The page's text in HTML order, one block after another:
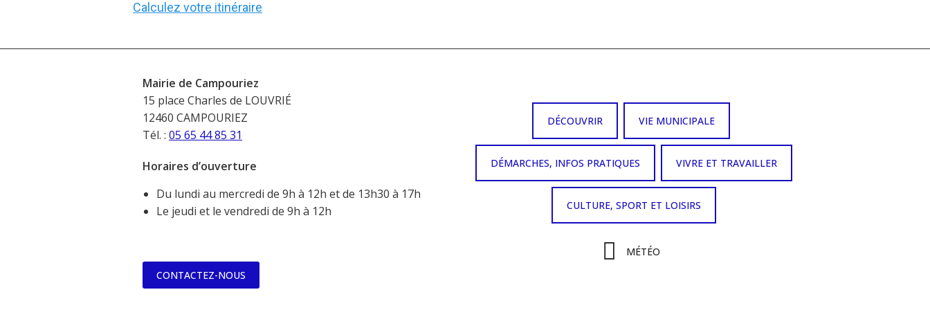
Calculez votre itinéraire
Mairie de Campouriez
15 place Charles de LOUVRIÉ
12460 CAMPOURIEZ
Tél. : 05 65 44 85 31
Horaires d’ouverture
Du lundi au mercredi de 9h à 12h et de 13h30 à 17h
Le jeudi et le vendredi de 9h à 12h
CONTACTEZ-NOUS
DÉCOUVRIR VIE MUNICIPALE
DÉMARCHES, INFOS PRATIQUES VIVRE ET TRAVAILLER
CULTURE, SPORT ET LOISIRS
MÉTÉO